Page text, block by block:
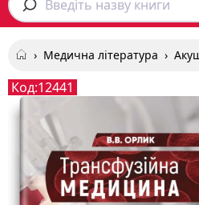
Введіть назву книги
› Медична література ›
Код:12441